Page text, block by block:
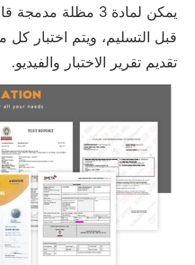
يمكن لمادة 3 مظلة
قبل التسليم، ويتم اختبار
تقديم تقرير الاختبار والفيديو.